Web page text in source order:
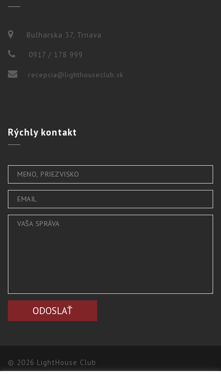
Bulharska 37, Trnava
0917 / 178 999
recepcia@lighthouseclub.sk
Rýchlykontakt
© 2026 LightHouse Club